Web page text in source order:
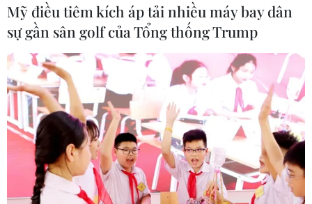
Mỹ điều tiêm kích áp tải nhiều máy bay dân
sự gần sân golf của Tổng thống Trump